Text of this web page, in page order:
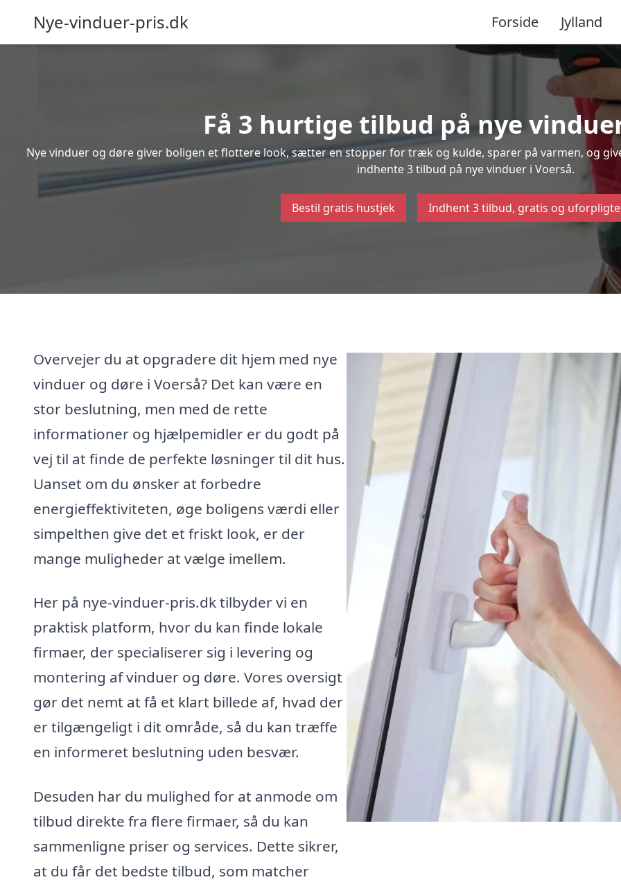
Nye-vinduer-pris.dk Forside Jylland
Få 3 hurtige tilbud på nye
Nye vinduer og døre giver boligen et flottere look, sætter en stopper for træk og kulde, sparer på varmen, og
indhente 3 tilbud på nye vinduer i Voerså.
Bestil gratis hustjek Indhent 3 tilbud, gratis og
Overvejer du at opgradere dit hjem med nye
vinduer og døre i Voerså? Det kan være en
stor beslutning, men med de rette
informationer og hjælpemidler er du godt på
vej til at finde de perfekte løsninger til dit hus.
Uanset om du ønsker at forbedre
energieffektiviteten, øge boligens værdi eller
simpelthen give det et friskt look, er der
mange muligheder at vælge imellem.
Her på nye-vinduer-pris.dk tilbyder vi en
praktisk platform, hvor du kan finde lokale
firmaer, der specialiserer sig i levering og
montering af vinduer og døre. Vores oversigt
gør det nemt at få et klart billede af, hvad der
er tilgængeligt i dit område, så du kan træffe
en informeret beslutning uden besvær.
Desuden har du mulighed for at anmode om
tilbud direkte fra flere firmaer, så du kan
sammenligne priser og services. Dette sikrer,
at du får det bedste tilbud, som matcher